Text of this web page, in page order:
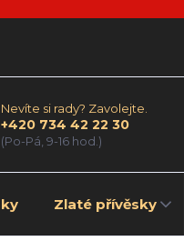
Nevíte si rady? Zavolejte.
+420 734 42 22 30
(Po-Pá, 9-16 hod.)
Zlaté přívěsky